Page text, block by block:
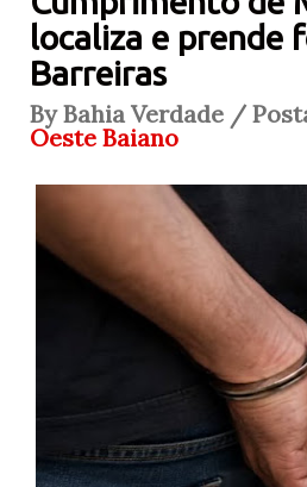
localiza e prende
Barreiras
By Bahia Verdade /
Oeste Baiano